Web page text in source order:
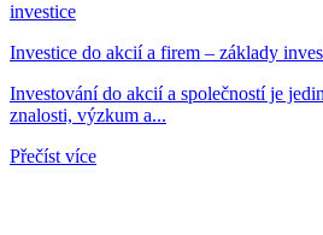
investice
Investice do akcií a firem – základy
Investování do akcií a společností je
znalosti, výzkum a...
Přečíst více